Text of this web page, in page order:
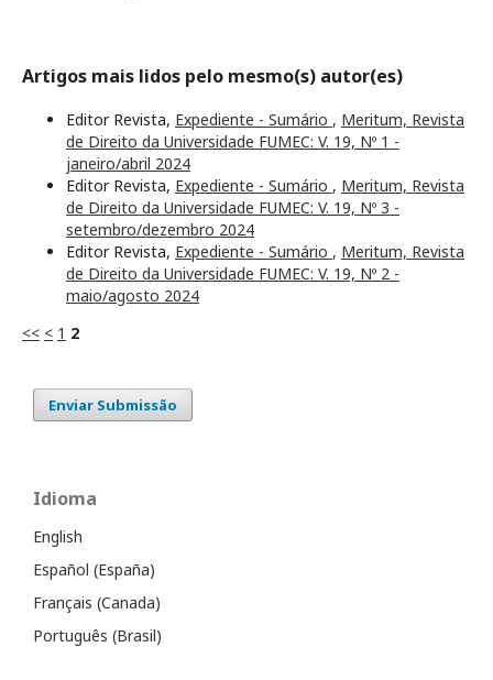
Artigos mais lidos pelo mesmo(s) autor(es)
Editor Revista, Expediente - Sumário , Meritum, Revista
de Direito da Universidade FUMEC: V. 19, Nº 1 -
janeiro/abril 2024
Editor Revista, Expediente - Sumário , Meritum, Revista
de Direito da Universidade FUMEC: V. 19, Nº 3 -
setembro/dezembro 2024
Editor Revista, Expediente - Sumário , Meritum, Revista
de Direito da Universidade FUMEC: V. 19, Nº 2 -
maio/agosto 2024
<< < 1 2
Enviar Submissão
Idioma
English
Español (España)
Français (Canada)
Português (Brasil)